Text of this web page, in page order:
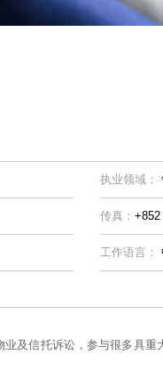
执业领域：
传真： +852
工作语言：
及信托诉讼，参与很多具